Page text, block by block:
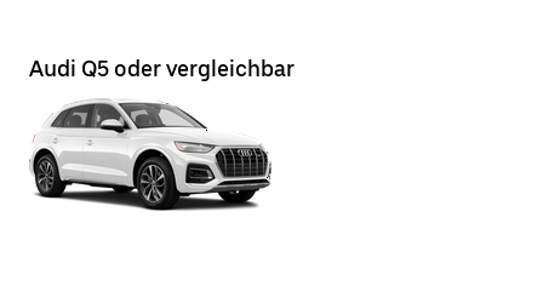
Audi Q5 oder vergleichbar